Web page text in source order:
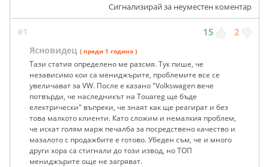
Сигнализирай за неуместен коментар
#1 15 2
Ясновидец ( преди 1 година )
Тази статия определено ме разсмя. Тук пише, че
независимо кои са мениджърите, проблемите все се
увеличават за VW. После е казано "Volkswagen вече
потвърди, че наследникът на Touareg ще бъде
електрически" въпреки, че знаят как ще реагират и без
това малкото клиенти. Като сложим и немалкия проблем,
че искат голям марж печалба за посредствено качество и
мазалото с продажбите е готово. Убеден съм, че и много
други хора са стигнали до този извод, но ТОП
мениджърите още не загряват.